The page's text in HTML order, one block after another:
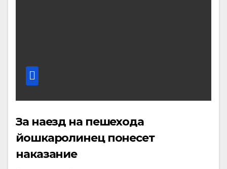
За наезд на пешехода
йошкаролинец понесет
наказание